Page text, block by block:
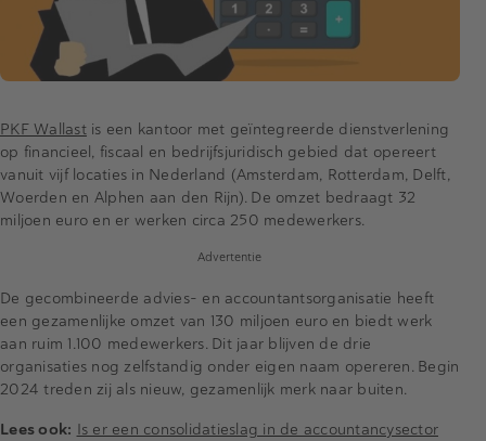
PKF Wallastis een kantoor met geïntegreerde dienstverlening
op financieel, fiscaal en bedrijfsjuridisch gebied dat opereert
vanuit vijf locaties in Nederland (Amsterdam, Rotterdam, Delft,
Woerden en Alphen aan den Rijn). De omzet bedraagt 32
miljoen euro en er werken circa 250 medewerkers.
Advertentie
De gecombineerde advies- en accountantsorganisatie heeft
een gezamenlijke omzet van 130 miljoen euro en biedt werk
aan ruim 1.100 medewerkers. Dit jaar blijven de drie
organisaties nog zelfstandig onder eigen naam opereren. Begin
2024 treden zij als nieuw, gezamenlijk merk naar buiten.
Lees ook: Is er een consolidatieslag in de accountancysector